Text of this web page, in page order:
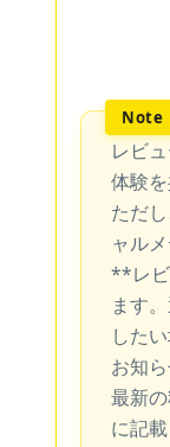
レビ
体験
ただ
ャル
**レビ
ます
した
お知ら
最新
に記